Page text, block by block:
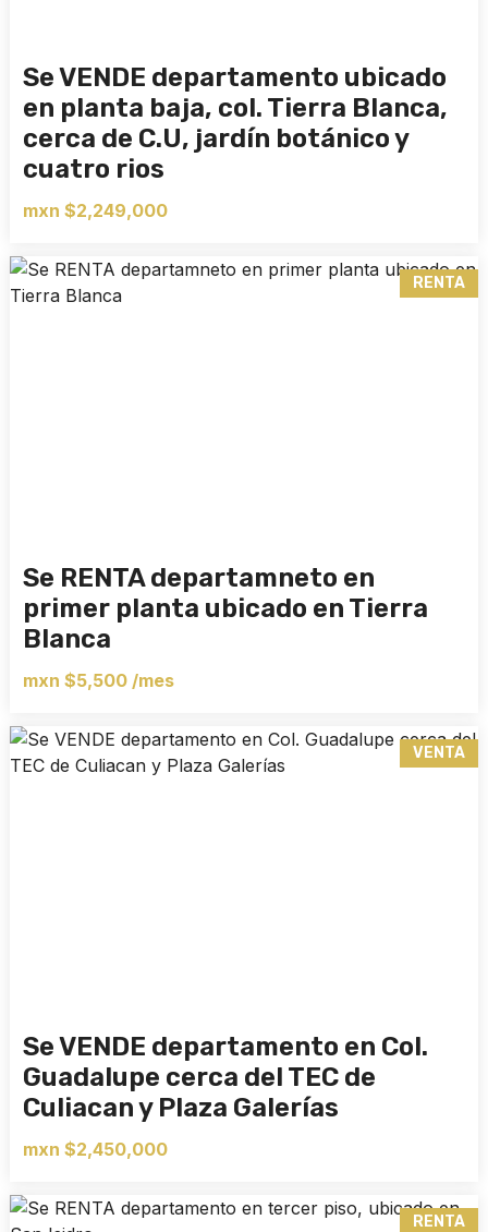
Se VENDE departamento ubicado
en planta baja, col. Tierra Blanca,
cerca de C.U, jardín botánico y
cuatro rios
mxn $2,249,000
RENTA
Se RENTA departamneto en
primer planta ubicado en Tierra
Blanca
mxn $5,500 /mes
VENTA
Se VENDE departamento en Col.
Guadalupe cerca del TEC de
Culiacan y Plaza Galerías
mxn $2,450,000
RENTA